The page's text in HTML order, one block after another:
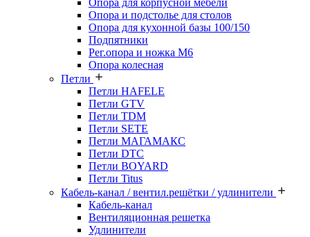
Опора для корпусной мебели
Опора и подстолье для столов
Опора для кухонной базы 100/150
Подпятники
Рег.опора и ножка М6
Опора колесная
Петли
Петли HAFELE
Петли GTV
Петли TDM
Петли SETE
Петли МАГАМАКС
Петли DTC
Петли BOYARD
Петли Titus
Кабель-канал / вентил.решётки / удлинители
Кабель-канал
Вентиляционная решетка
Удлинители